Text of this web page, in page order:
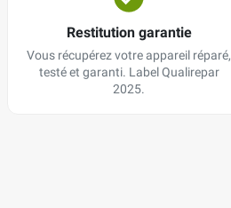
Restitution garantie
Vous récupérez votre appareil réparé,
testé et garanti. Label Qualirepar
2025.